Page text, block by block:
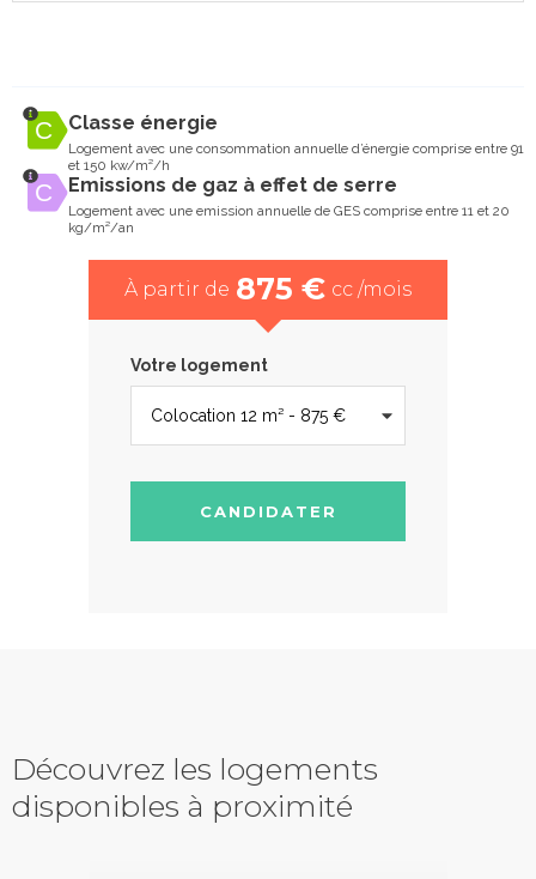
Classe énergie
Logement avec une consommation annuelle d’énergie comprise entre 91
et 150 kw/m²/h
Emissions de gaz à effet de serre
Logement avec une emission annuelle de GES comprise entre 11 et 20
kg/m²/an
À partir de 875 € cc /mois
Votre logement
CANDIDATER
Découvrez les logements
disponibles à proximité